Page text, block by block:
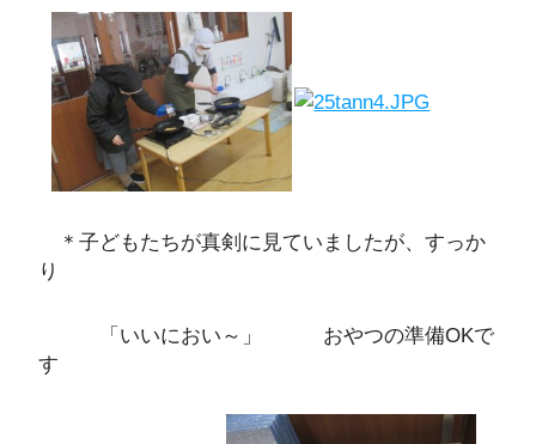
＊子どもたちが真剣に見ていましたが、すっか
り
「いいにおい～」 おやつの準備OKで
す